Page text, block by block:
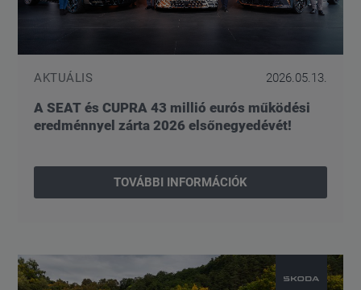
AKTUÁLIS 2026.05.13.
A SEAT és CUPRA 43 millió eurós működési
eredménnyel zárta 2026 elsőnegyedévét!
TOVÁBBI INFORMÁCIÓK